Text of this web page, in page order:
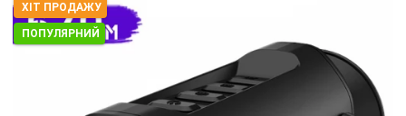
ХІТ ПРОДАЖУ
ПОПУЛЯРНИЙ